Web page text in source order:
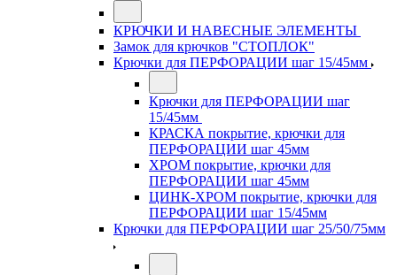
КРЮЧКИ И НАВЕСНЫЕ ЭЛЕМЕНТЫ
Замок для крючков "СТОПЛОК"
Крючки для ПЕРФОРАЦИИ шаг 15/45мм
Крючки для ПЕРФОРАЦИИ шаг
15/45мм
КРАСКА покрытие, крючки для
ПЕРФОРАЦИИ шаг 45мм
ХРОМ покрытие, крючки для
ПЕРФОРАЦИИ шаг 45мм
ЦИНК-ХРОМ покрытие, крючки для
ПЕРФОРАЦИИ шаг 15/45мм
Крючки для ПЕРФОРАЦИИ шаг 25/50/75мм